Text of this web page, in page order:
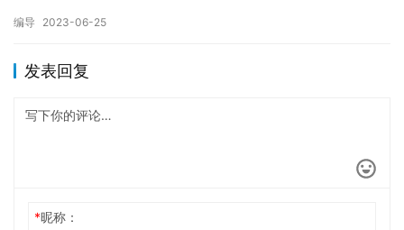
编导 2023-06-25
发表回复
*昵称：